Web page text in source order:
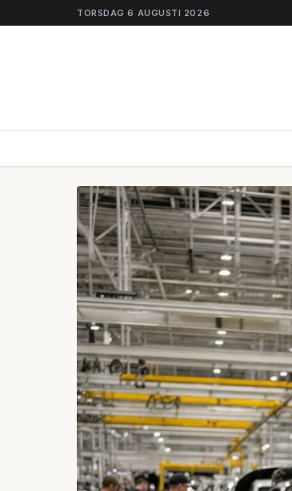
TORSDAG 6 AUGUSTI 2026